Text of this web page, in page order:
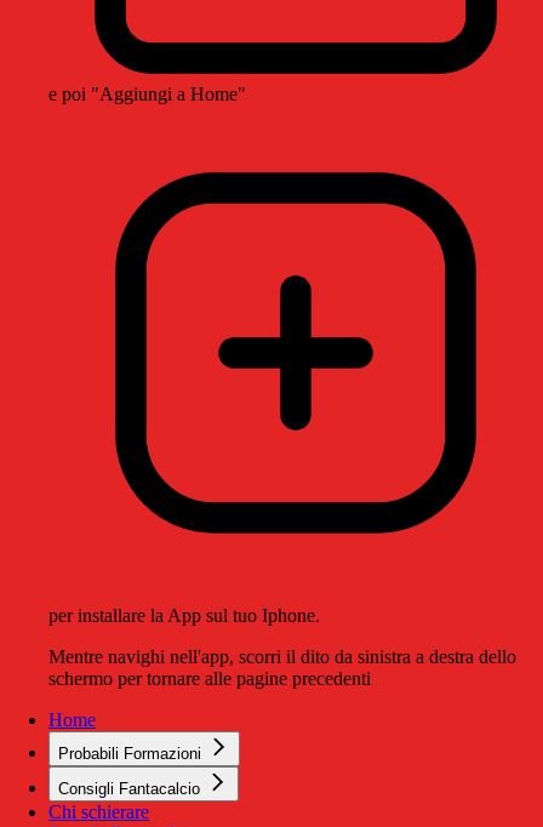
e poi "Aggiungi a Home"
per installare la App sul tuo Iphone.
Mentre navighi nell'app, scorri il dito da sinistra a destra dello
schermo per tornare alle pagine precedenti
Home
Probabili Formazioni
Consigli Fantacalcio
Chi schierare